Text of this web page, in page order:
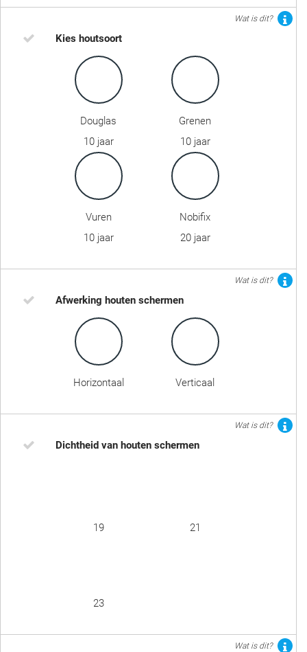
Wat is dit?
Kies houtsoort
Douglas
10 jaar
Grenen
10 jaar
Vuren
10 jaar
Nobifix
20 jaar
Wat is dit?
Afwerking houten schermen
Horizontaal Verticaal
Wat is dit?
Dichtheid van houten schermen
19 21
23
Wat is dit?